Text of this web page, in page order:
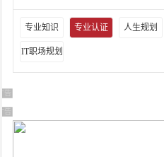
专业知识 专业认证 人生规划
IT职场规划
广告 商业广告，理性选择
广告 商业广告，理性选择